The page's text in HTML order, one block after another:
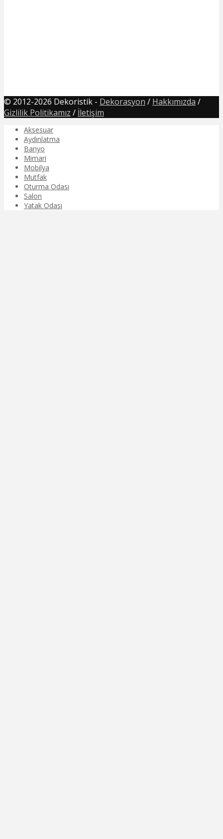
© 2012-2026 Dekoristik - Dekorasyon / Hakkımızda /
Gizlilik Politikamız / İletişim
Aksesuar
Aydınlatma
Banyo
Mimari
Mobilya
Mutfak
Oturma Odası
Salon
Yatak Odası